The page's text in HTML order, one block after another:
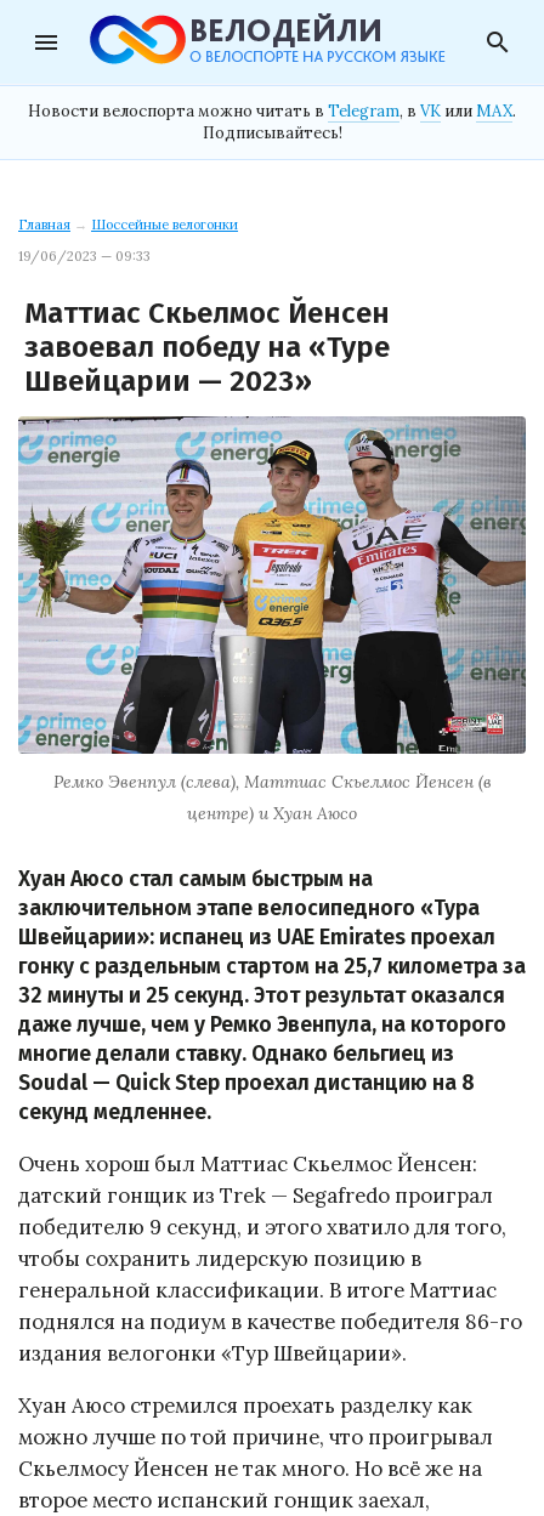
menu search
Новости велоспорта можно читать в Telegram, в VK илиMAX.
Подписывайтесь!
Главная → Шоссейные велогонки
19/06/2023 — 09:33
Маттиас Скьелмос Йенсен
завоевал победу на «Туре
Швейцарии — 2023»
Ремко Эвенпул (слева), Маттиас Скьелмос Йенсен (в
центре) и Хуан Аюсо
Хуан Аюсо стал самым быстрым на
заключительном этапе велосипедного «Тура
Швейцарии»: испанец из UAE Emirates проехал
гонку с раздельным стартом на 25,7 километра за
32 минуты и 25 секунд. Этот результат оказался
даже лучше, чем у Ремко Эвенпула, на которого
многие делали ставку. Однако бельгиец из
Soudal — Quick Step проехал дистанцию на 8
секунд медленнее.
Очень хорош был Маттиас Скьелмос Йенсен:
датский гонщик из Trek — Segafredo проиграл
победителю 9 секунд, и этого хватило для того,
чтобы сохранить лидерскую позицию в
генеральной классификации. В итоге Маттиас
поднялся на подиум в качестве победителя 86-го
издания велогонки «Тур Швейцарии».
Хуан Аюсо стремился проехать разделку как
можно лучше по той причине, что проигрывал
Скьелмосу Йенсен не так много. Но всё же на
второе место испанский гонщик заехал,